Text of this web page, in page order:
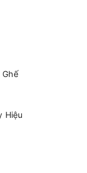
Hiệu